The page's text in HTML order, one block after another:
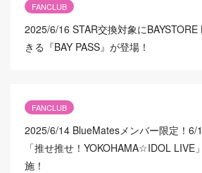
FANCLUB
2025/6/16 STAR交換対象に
きる『BAY PASS』が登場！
FANCLUB
2025/6/14 BlueMatesメンバー限定！6/
「推せ推せ！YOKOHAMA☆IDOL LIVE
施！